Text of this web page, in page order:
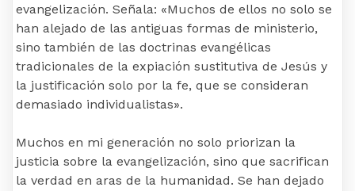
evangelización. Señala: «Muchos de ellos no solo se
han alejado de las antiguas formas de ministerio,
sino también de las doctrinas evangélicas
tradicionales de la expiación sustitutiva de Jesús y
la justificación solo por la fe, que se consideran
demasiado individualistas».
Muchos en mi generación no solo priorizan la
justicia sobre la evangelización, sino que sacrifican
la verdad en aras de la humanidad. Se han dejado